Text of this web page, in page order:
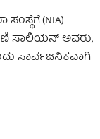
(NIA)
ಸಾಲಿಯನ್ ಅವರು,
ಸಾರ್ವಜನಿಕವಾಗಿ